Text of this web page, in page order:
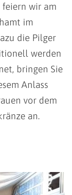
wir am
im
die Pilger
werden
bringen Sie
Anlass
vor dem
an.